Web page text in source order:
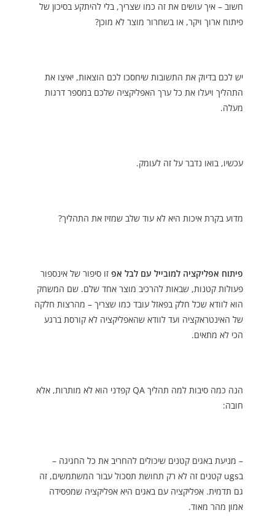
חשוב – איך עושים את זה כמו שצריך, בלי להיתקע בסיכון של
פיתוח ארוך ויקר, או בשחרור מוצר לא מוכן?
יש לכם בדיוק את התשובות שיחסכו לכם הוצאות, יאיצו את
התהליך ויעלו את כל ערך האפליקציה שלכם במספר דרגות
מעלה.
עכשיו, בואו נדבר על זה לעומק.
מדוע בקרת איכות היא לא עוד שלב שמזיז את התהליך?
פיתוח אפליקציה למובייל עם לבל אפ זו סיפור של אינספור
פעולות קטנות, שבאות להרכיב מוצר אחד שלם. שם המשחק
הוא לוודא שכל חלק בפאזל עובד כמו שצריך – מהרצות חלקה
של האינטראקציה ועד לוודא שהאפליקציה לא קורסת ברגע
הכי לא מתאים.
הנה כמה סיבות למה תהליך QA קפדני הוא לא מותרות, אלא
חובה:
– מניעת באגים קטנים שיכולים להחריב את כל החגיגה –
בugs קטנים זה לא רק תחושת תסכול עבור המשתמשים, זה
גם תדמית. אפליקציה עם באגים היא אפליקציה שמפסידה
אמון מהר מאוד.